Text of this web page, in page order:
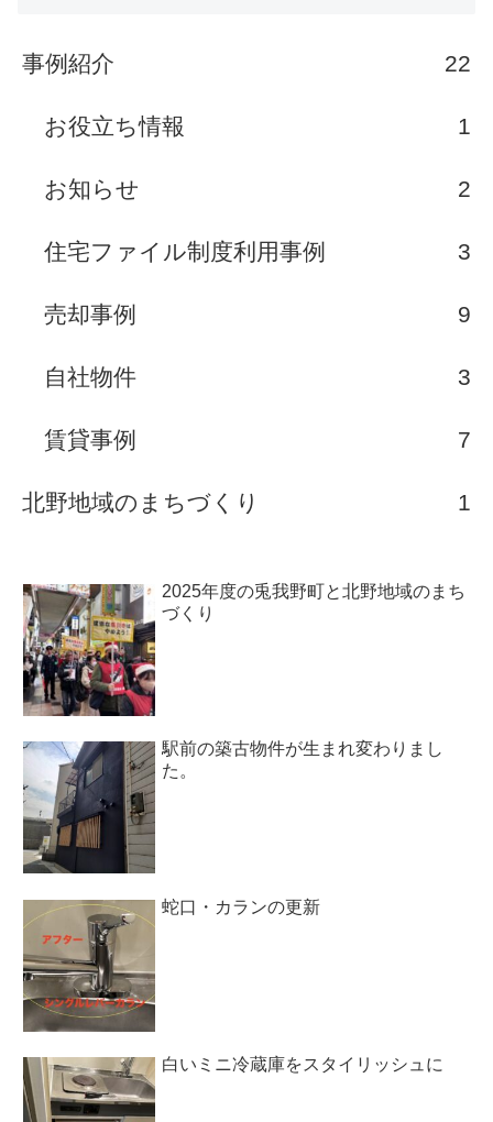
事例紹介 22
お役立ち情報 1
お知らせ 2
住宅ファイル制度利用事例 3
売却事例 9
自社物件 3
賃貸事例 7
北野地域のまちづくり 1
2025年度の兎我野町と北野地域のまち
づくり
駅前の築古物件が生まれ変わりまし
た。
蛇口・カランの更新
白いミニ冷蔵庫をスタイリッシュに